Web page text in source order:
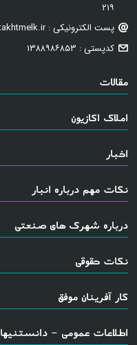
۲۱۹
پست الکترونیکی : info@paytakhtmelk.ir
کدپستی : ۱۳۸۸۹۸۶۸۵۳
مقالات
املاک اکازیون
اخبار
نکات مهم درباره انبار
درباره شهرک های صنعتی
نکات حقوقی
کار آفرینان موفق
اطلاعات عمومی - دانستنیها